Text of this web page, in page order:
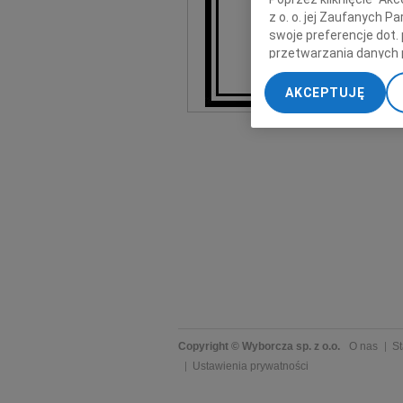
Żegnamy
Copyright © Wyborcza sp. z o.o. O nas
Ustawienia prywatności
z o. o. jej Zaufanych
swoje preferencje dot.
przetwarzania danych
„Ustawienia
My, nasi Zaufani
dokładnych danych
Przechowywanie
AKCEPTUJĘ